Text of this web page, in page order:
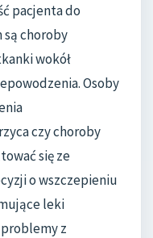
pacjenta do
są choroby
wokół
Osoby
czy choroby
się ze
o wszczepieniu
leki
z